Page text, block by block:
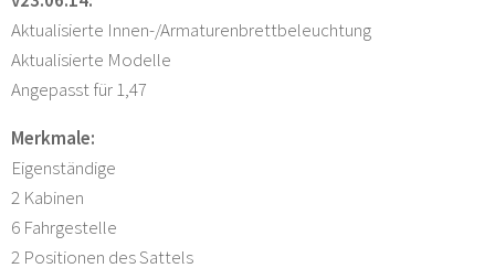
Aktualisierte Innen-/Armaturenbrettbeleuchtung
Aktualisierte Modelle
Angepasst für 1,47
Merkmale:
Eigenständige
2 Kabinen
6 Fahrgestelle
2 Positionen des Sattels